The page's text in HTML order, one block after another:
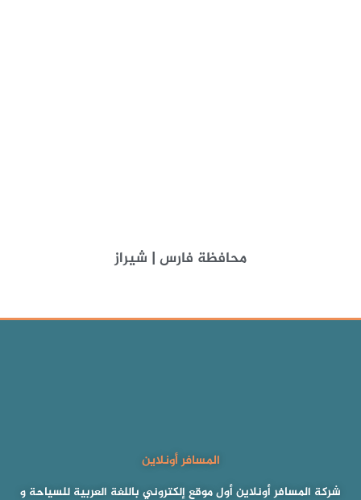
محافظة فارس | شيراز
المسافر أونلاين
شركة المسافر أونلاين أول موقع إلكتروني باللغة العربية للسياحة و